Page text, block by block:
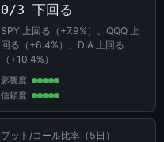
0/3 下回る
SPY 上回る（+7.9%）、QQQ 上
回る（+6.4%）、DIA 上回る
（+10.4%）
影響度
信頼度
プット/コール比率（5日）